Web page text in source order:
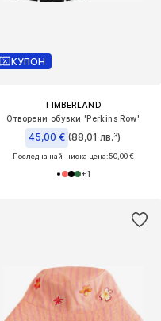
КУПОН
TIMBERLAND
Отворени обувки 'Perkins Row'
45,00 € (88,01 лв.³)
Последна най-ниска цена:50,00 €
+1